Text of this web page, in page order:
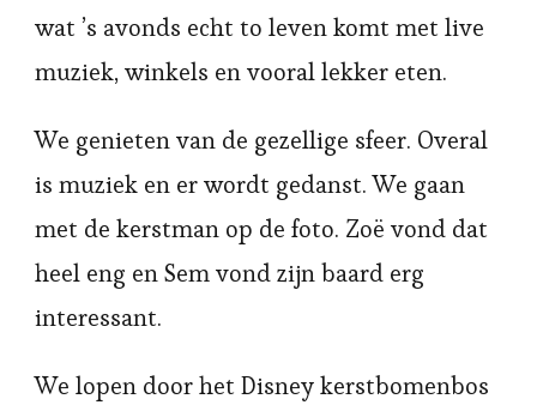
wat ’s avonds echt to leven komt met live
muziek, winkels en vooral lekker eten.
We genieten van de gezellige sfeer. Overal
is muziek en er wordt gedanst. We gaan
met de kerstman op de foto. Zoë vond dat
heel eng en Sem vond zijn baard erg
interessant.
We lopen door het Disney kerstbomenbos